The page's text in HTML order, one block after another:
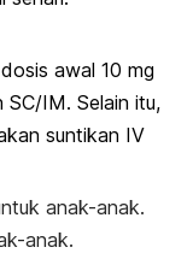
awal 10 mg
SC/IM. Selain itu,
suntikan IV
anak-anak.
anak.